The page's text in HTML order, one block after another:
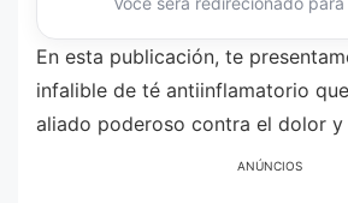
En esta publicación, te
infalible de té antiinflamatorio
aliado poderoso contra el dolor y
ANÚNCIOS